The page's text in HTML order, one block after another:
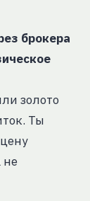
брокера
золото
Ты
не